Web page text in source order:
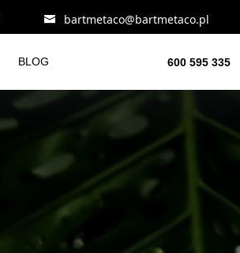
bartmetaco@bartmetaco.pl
BLOG 600 595 335